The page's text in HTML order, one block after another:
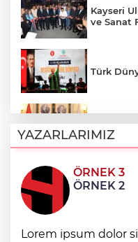
Kayseri
ve Sanat
Türk
Faili
Nevşehir
YAZARLARIMIZ
ÖRNEK 3
ÖRNEK 2
Lorem ipsum dolor